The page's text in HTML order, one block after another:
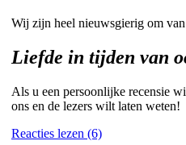
Wij zijn heel nieuwsgierig om
Liefde in tijden van
Als u een persoonlijke recensie
ons en de lezers wilt laten weten!
Reacties lezen (6)